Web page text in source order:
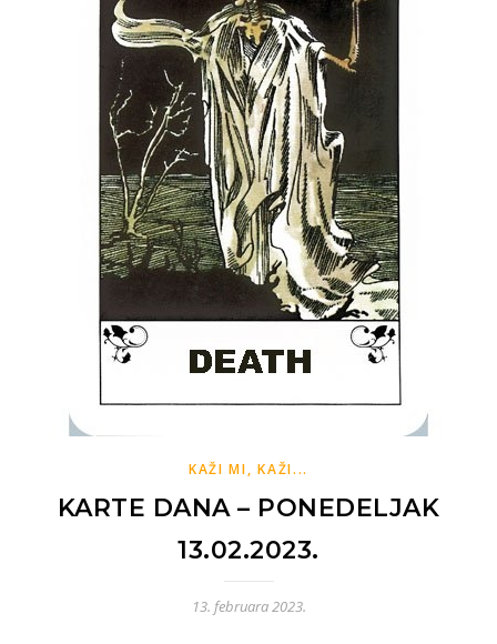
KAŽI MI, KAŽI...
KARTE DANA – PONEDELJAK
13.02.2023.
13. februara 2023.